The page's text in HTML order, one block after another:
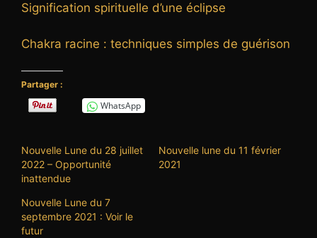
Signification spirituelle d’une éclipse
Chakra racine : techniques simples de guérison
Partager :
WhatsApp
Nouvelle Lune du 28 juillet
2022 – Opportunité
inattendue
Nouvelle lune du 11 février
2021
Nouvelle Lune du 7
septembre 2021 : Voir le
futur